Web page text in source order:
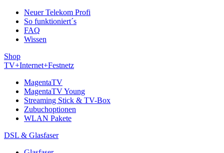
Neuer Telekom Profi
So funktioniert´s
FAQ
Wissen
Shop
TV+Internet+Festnetz
MagentaTV
MagentaTV Young
Streaming Stick & TV-Box
Zubuchoptionen
WLAN Pakete
DSL & Glasfaser